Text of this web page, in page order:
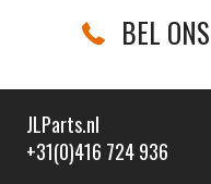
BEL
JLParts.nl
+31(0)416 724 936